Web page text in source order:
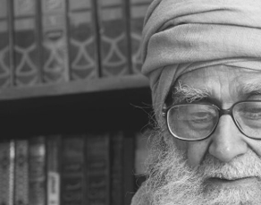
معرفت
توحید اورشرک
سب کچھ عجیب ہے
خد اسے نسبت
حق کی پہچان
دریافت کی لذت
سچائی کو پانے والا
گروہی اعتراف
حق کو پانا